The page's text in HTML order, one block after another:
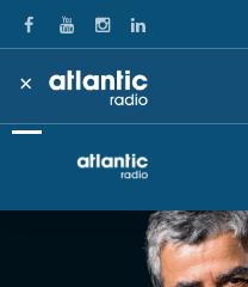
×